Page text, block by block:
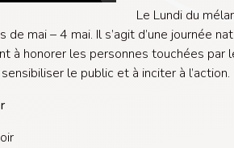
Le Lundi du
de mai – 4 mai. Il s’agit d’une journée
à honorer les personnes touchées par
le public et à inciter à l’action.